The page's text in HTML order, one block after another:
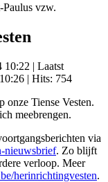
Paulus vzw.
10:22 | Laatst
| Hits: 754
onze Tiense Vesten.
meebrengen.
via
nieuwsbrief. Zo blijft
verloop. Meer
herinrichtingvesten.